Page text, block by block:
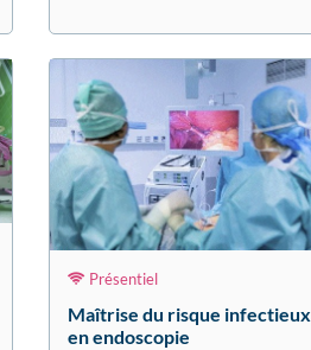
Présentiel
Maîtrise du risque infectieux
en endoscopie